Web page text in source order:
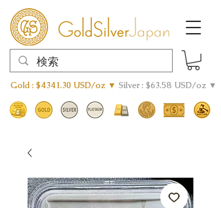
Gold : $4341.30 USD/oz ▼ Silver : $63.58 USD/oz ▼